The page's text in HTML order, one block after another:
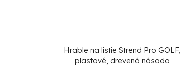
Hrable na lístie Strend Pro GOLF,
plastové, drevená násada